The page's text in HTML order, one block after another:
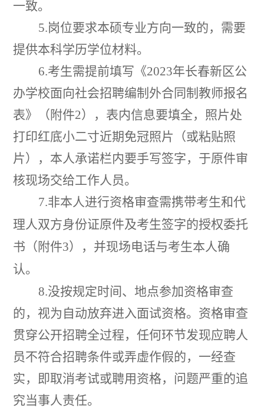
一致。
5.岗位要求本硕专业方向一致的，需要
提供本科学历学位材料。
6.考生需提前填写《2023年长春新区公
办学校面向社会招聘编制外合同制教师报名
表》（附件2），表内信息要填全，照片处
打印红底小二寸近期免冠照片（或粘贴照
片），本人承诺栏内要手写签字，于原件审
核现场交给工作人员。
7.非本人进行资格审查需携带考生和代
理人双方身份证原件及考生签字的授权委托
书（附件3），并现场电话与考生本人确
认。
8.没按规定时间、地点参加资格审查
的，视为自动放弃进入面试资格。资格审查
贯穿公开招聘全过程，任何环节发现应聘人
员不符合招聘条件或弄虚作假的，一经查
实，即取消考试或聘用资格，问题严重的追
究当事人责任。